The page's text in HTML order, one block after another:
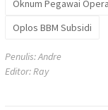
Oknum Pegawai
Oplos BBM Subsidi
Penulis: Andre
Editor: Ray